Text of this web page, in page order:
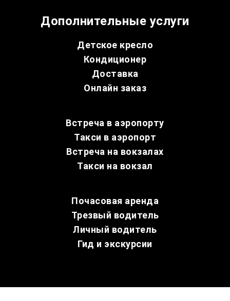
Дополнительные услуги
Детское кресло
Кондиционер
Доставка
Онлайн заказ
Встреча в аэропорту
Такси в аэропорт
Встреча на вокзалах
Такси на вокзал
Почасовая аренда
Трезвый водитель
Личный водитель
Гид и экскурсии